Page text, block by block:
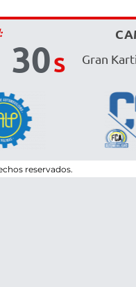
30S
Gran
reservados.